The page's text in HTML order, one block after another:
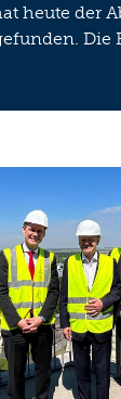
heute der